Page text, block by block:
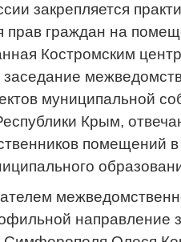
закрепляется
прав граждан на
Костромским
заседание
муниципальной
Крым,
помещений
направление